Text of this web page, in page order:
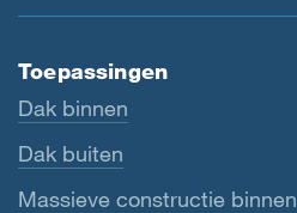
Toepassingen
Dak binnen
Dak buiten
Massieve constructie binnen